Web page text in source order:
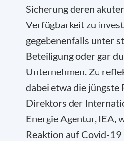
Sicherung deren akuter
Verfügbarkeit zu
gegebenenfalls unter
Beteiligung oder gar
Unternehmen. Zu
dabei etwa die jüngste
Direktors der
Energie Agentur, IEA,
Reaktion auf Covid-19